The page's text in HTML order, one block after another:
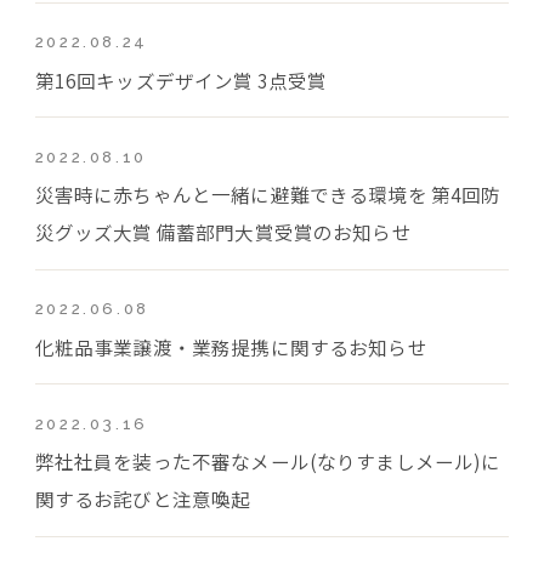
2022.08.24
第16回キッズデザイン賞 3点受賞
2022.08.10
災害時に赤ちゃんと一緒に避難できる環境を 第4回防
災グッズ大賞 備蓄部門大賞受賞のお知らせ
2022.06.08
化粧品事業譲渡・業務提携に関するお知らせ
2022.03.16
弊社社員を装った不審なメール(なりすましメール)に
関するお詫びと注意喚起